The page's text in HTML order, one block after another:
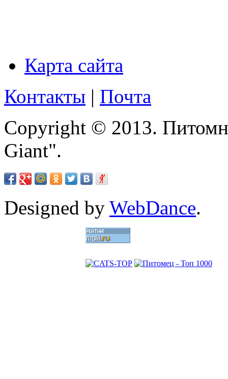
Карта сайта
Контакты | Почта
Copyright © 2013.
Giant".
Designed by WebDance.